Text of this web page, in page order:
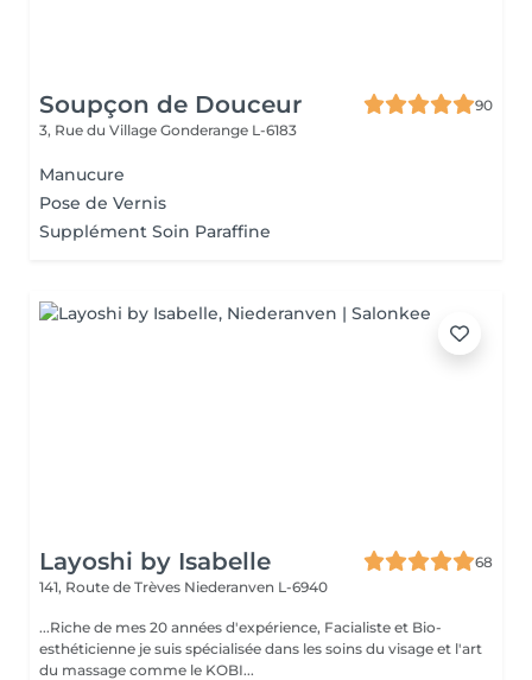
Soupçon de Douceur
90
3, Rue du Village Gonderange L-6183
Manucure
Pose de Vernis
Supplément Soin Paraffine
Layoshi by Isabelle
68
141, Route de Trèves Niederanven L-6940
...Riche de mes 20 années d'expérience, Facialiste et Bio-
esthéticienne je suis spécialisée dans les soins du visage et l'art
du massage comme le KOBI...